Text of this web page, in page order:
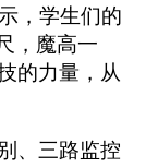
，学生们的
，魔高一
的力量，从
、三路监控